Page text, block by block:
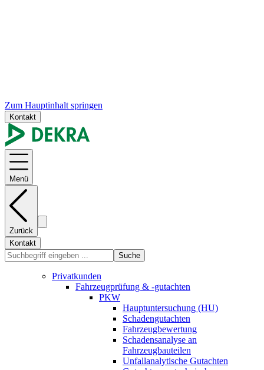
Zum Hauptinhalt springen
Kontakt
Menü
Zurück
Kontakt
Suche
Privatkunden
Fahrzeugprüfung & -gutachten
PKW
Hauptuntersuchung (HU)
Schadengutachten
Fahrzeugbewertung
Schadensanalyse an
Fahrzeugbauteilen
Unfallanalytische Gutachten